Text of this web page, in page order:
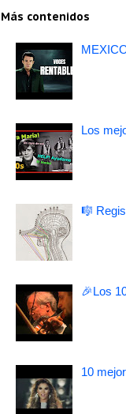
Más contenidos
Los
🎼
🎉Los
10